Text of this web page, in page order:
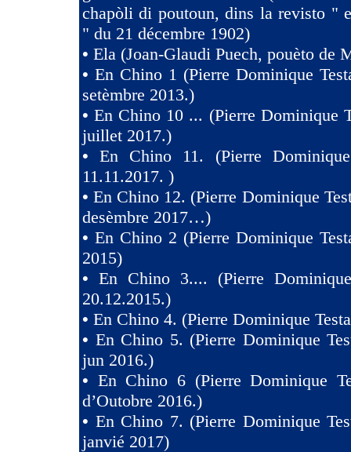
chapòli di poutoun, dins la revisto "
" du 21 décembre 1902)
• Ela (Joan-Glaudi Puech, pouèto de
• En Chino 1 (Pierre Dominique
setèmbre 2013.)
•En Chino 10 ... (Pierre Dominique
juillet 2017.)
•En Chino 11. (Pierre
11.11.2017. )
•En Chino 12. (Pierre Dominique
desèmbre 2017…)
• En Chino 2 (Pierre Dominique
2015)
• En Chino 3.... (Pierre
20.12.2015.)
• En Chino 4. (Pierre Dominique
• En Chino 5. (Pierre Dominique
jun 2016.)
• En Chino 6 (Pierre Dominique
d’Outobre 2016.)
• En Chino 7. (Pierre Dominique
janvié 2017)